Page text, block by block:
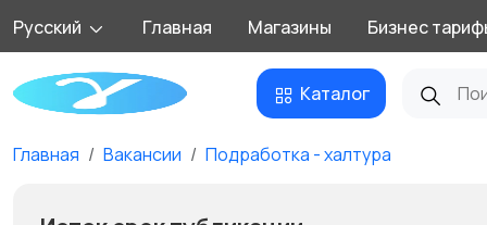
Русский Главная Магазины Бизнес
Каталог
Главная Вакансии Подработка - халтура